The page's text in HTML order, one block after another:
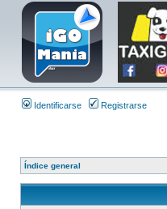
Identificarse Registrarse
Índice general